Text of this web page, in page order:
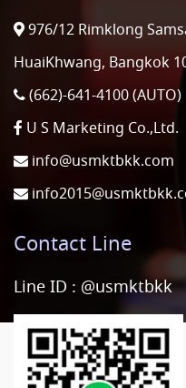
976/12 Rimklong
HuaiKhwang, Bangkok
(662)-641-4100 (AUTO)
U S Marketing Co.,Ltd.
info@usmktbkk.com
Contact Line
Line ID : @usmktbkk